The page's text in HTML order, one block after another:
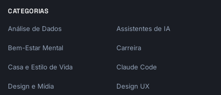
         → Podcast episode
```
When you describe your content needs, I'll
create engaging, optimized content.
CATEGORIAS
Análise de Dados Assistentes de IA
Bem-Estar Mental Carreira
Casa e Estilo de Vida Claude Code
Design e Mídia Design UX